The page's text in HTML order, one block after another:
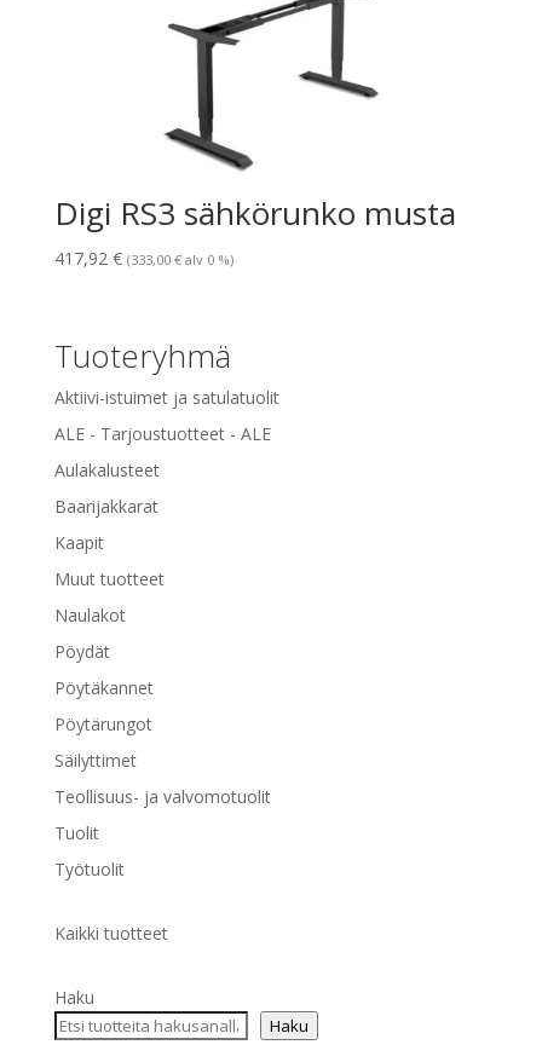
Digi RS3 sähkörunko musta
417,92 € (333,00 €alv 0 %)
Tuoteryhmä
Aktiivi-istuimet ja satulatuolit
ALE - Tarjoustuotteet - ALE
Aulakalusteet
Baarijakkarat
Kaapit
Muut tuotteet
Naulakot
Pöydät
Pöytäkannet
Pöytärungot
Säilyttimet
Teollisuus- ja valvomotuolit
Tuolit
Työtuolit
Kaikki tuotteet
Haku
Haku